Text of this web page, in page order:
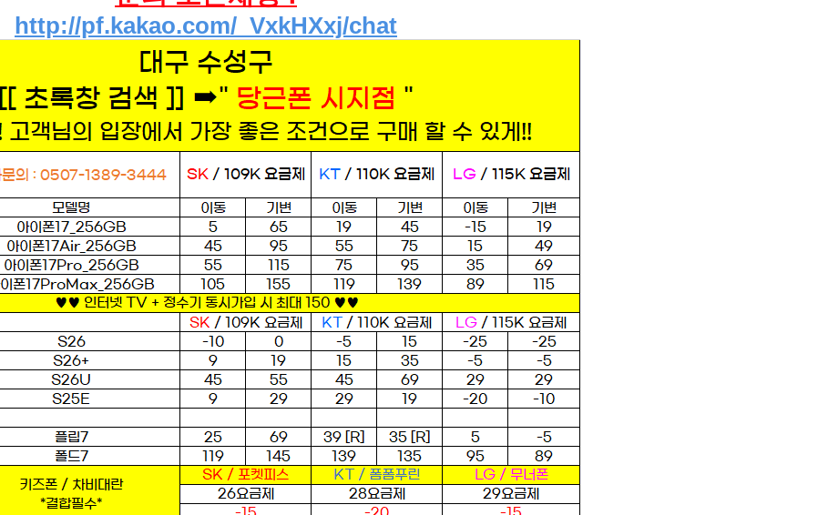
http://pf.kakao.com/_VxkHXxj/chat